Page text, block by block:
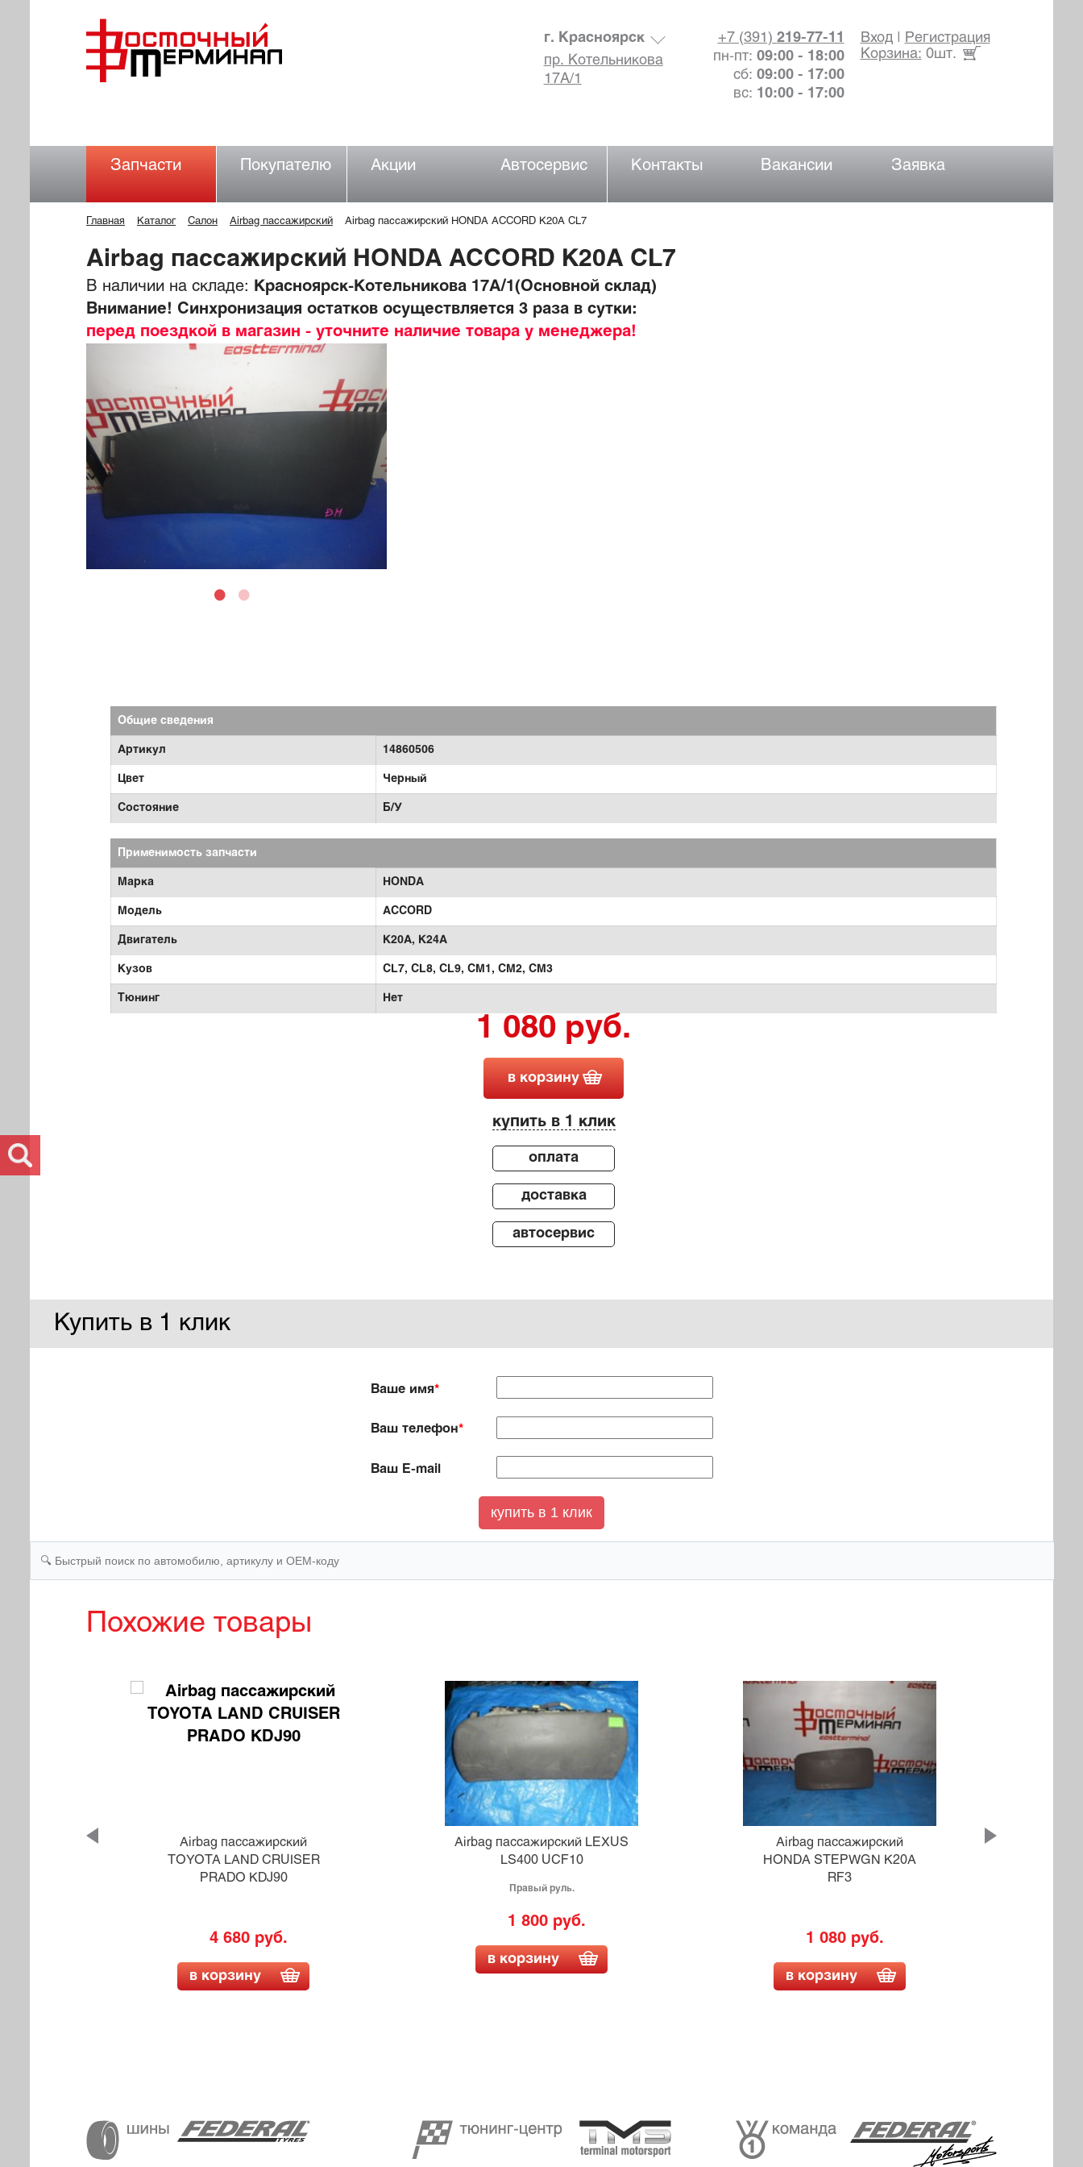
Вход|
Регистрация
Корзина: 0шт.
+7 (391) 219-77-11
пн-пт: 09:00 - 18:00
сб: 09:00 - 17:00
вс: 10:00 - 17:00
г. Красноярск
пр. Котельникова
17А/1
Запчасти Покупателю Акции Автосервис Контакты Вакансии Заявка
Главная Каталог Салон Airbag пассажирский Airbag пассажирский HONDA ACCORD K20A CL7
Airbag пассажирский HONDA ACCORD K20A CL7
В наличии на складе:
Красноярск-Котельникова 17А/1(Основной склад)
Внимание! Синхронизация остатков осуществляется 3 раза в сутки:
перед поездкой в магазин - уточните наличие товара у менеджера!
Общие сведения
Артикул 14860506
Цвет Черный
Состояние Б/У
Применимость запчасти
Марка HONDA
Модель ACCORD
Двигатель K20A, K24A
Кузов CL7, CL8, CL9, CM1, CM2, CM3
Тюнинг Нет
1 080 руб.
в корзину
купить в 1 клик
оплата
доставка
автосервис
Купить в 1 клик
Ваше имя*
Ваш телефон*
Ваш E-mail
Похожие товары
Airbag пассажирский
TOYOTA LAND CRUISER
PRADO KDJ90
4 680 руб.
в корзину
Airbag пассажирский LEXUS
LS400 UCF10
Правый руль.
1 800 руб.
в корзину
Airbag пассажирский
HONDA STEPWGN K20A
RF3
1 080 руб.
в корзину